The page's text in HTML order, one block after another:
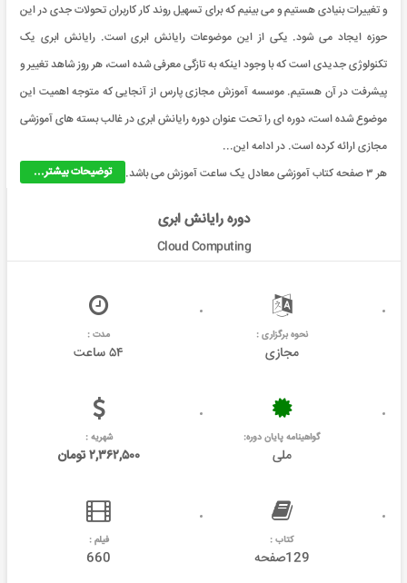
و تغییرات بنیادی هستیم و می بینیم که برای تسهیل روند کار کاربران تحولات جدی در این
حوزه ایجاد می شود. یکی از این موضوعات رایانش ابری است. رایانش ابری یک
تکنولوژی جدیدی است که با وجود اینکه به تازگی معرفی شده است، هر روز شاهد تغییر و
پیشرفت در آن هستیم. موسسه آموزش مجازی پارس از آنجایی که متوجه اهمیت این
موضوع شده است، دوره ای را تحت عنوان دوره رایانش ابری در غالب بسته های آموزشی
مجازی ارائه کرده است. در ادامه این...
توضیحات بیشتر...
هر ۳ صفحه کتاب آموزشی معادل یک ساعت آموزش می باشد.
دوره رایانش ابری
Cloud Computing
نحوه برگزاری :
مجازی
مدت :
۵۴ ساعت
گواهینامه پایان دوره:
ملی
شهریه :
۲,۳۶۲,۵۰۰ تومان
کتاب :
129صفحه
فیلم :
660